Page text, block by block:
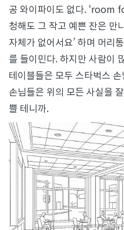
공 와이파이도 없다. ‘room
청해도 그 작고 예쁜 잔은 만
자체가 없어서요’ 하며 머리
를 들이민다. 하지만 사람이
테이블들은 모두 스타벅스
손님들은 위의 모든 사실을
쁠 테니까.